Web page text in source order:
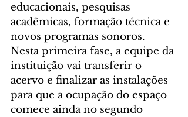
educacionais, pesquisas
acadêmicas, formação técnica e
novos programas sonoros.
Nesta primeira fase, a equipe da
instituição vai transferir o
acervo e finalizar as instalações
para que a ocupação do espaço
comece ainda no segundo